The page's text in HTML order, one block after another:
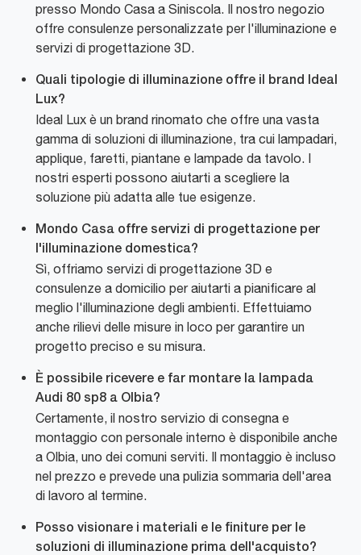
presso Mondo Casa a Siniscola. Il nostro negozio
offre consulenze personalizzate per l'illuminazione e
servizi di progettazione 3D.
Quali tipologie di illuminazione offre il brand Ideal
Lux?
Ideal Lux è un brand rinomato che offre una vasta
gamma di soluzioni di illuminazione, tra cui lampadari,
applique, faretti, piantane e lampade da tavolo. I
nostri esperti possono aiutarti a scegliere la
soluzione più adatta alle tue esigenze.
Mondo Casa offre servizi di progettazione per
l'illuminazione domestica?
Sì, offriamo servizi di progettazione 3D e
consulenze a domicilio per aiutarti a pianificare al
meglio l'illuminazione degli ambienti. Effettuiamo
anche rilievi delle misure in loco per garantire un
progetto preciso e su misura.
È possibile ricevere e far montare la lampada
Audi 80 sp8 a Olbia?
Certamente, il nostro servizio di consegna e
montaggio con personale interno è disponibile anche
a Olbia, uno dei comuni serviti. Il montaggio è incluso
nel prezzo e prevede una pulizia sommaria dell'area
di lavoro al termine.
Posso visionare i materiali e le finiture per le
soluzioni di illuminazione prima dell'acquisto?